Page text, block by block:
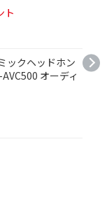
台
ト
ックヘッドホン
オーディ